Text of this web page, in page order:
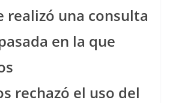
realizó una consulta
en la que
rechazó el uso del